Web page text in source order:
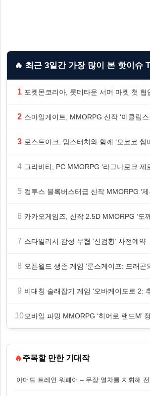
🔥 최근 3일간 가장 많이 본 핫이슈
1
2
3
4
5
6
7 스타일리시 감성 무협 ‘신검황’ 사전예약
8
9
10
🔥주목할 만한 기대작